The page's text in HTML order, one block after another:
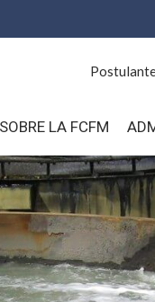
SOBRE LA FCFM